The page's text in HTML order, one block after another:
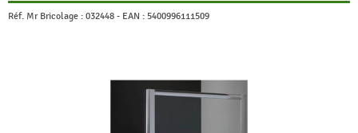
Réf. Mr Bricolage : 032448 - EAN : 5400996111509